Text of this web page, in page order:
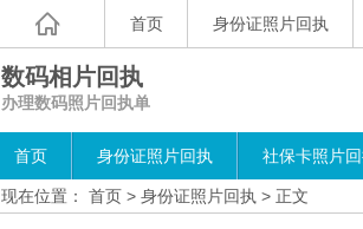
首页 身份证照片回执
数码相片回执
办理数码照片回执单
首页 身份证照片回执 社保卡照片
现在位置： 首页 > 身份证照片回执 > 正文